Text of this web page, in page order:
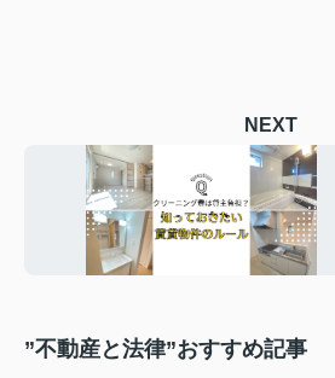
NEXT
”不動産と法律”おすすめ記事